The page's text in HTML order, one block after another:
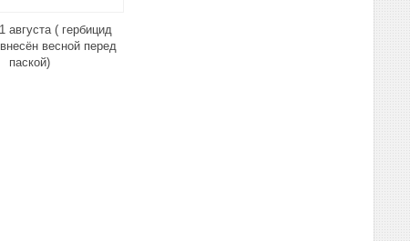
августа ( гербицид
весной перед
паской)